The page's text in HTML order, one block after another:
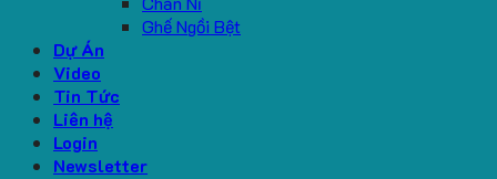
Ghế Ngồi Bệt
Dự Án
Video
Tin Tức
Liên hệ
Login
Newsletter